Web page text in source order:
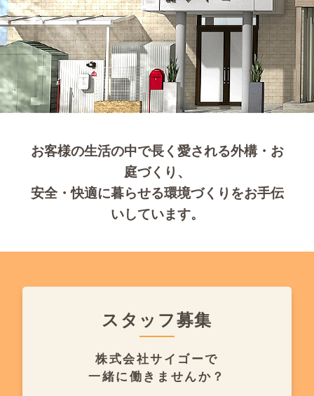
お客様の生活の中で長く愛される外構・お
庭づくり、
安全・快適に暮らせる環境づくりをお手伝
いしています。
スタッフ募集
株式会社サイゴーで
一緒に働きませんか？